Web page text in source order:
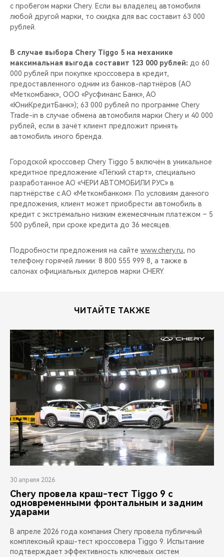
с пробегом марки Chery. Если вы владелец автомобиля
любой другой марки, то скидка для вас составит 63 000
рублей.
В случае выбора Chery Tiggo 5 на механике
максимальная выгода составит 123 000 рублей: до 60
000 рублей при покупке кроссовера в кредит,
предоставленного одним из банков-партнёров (АО
«Меткомбанк», ООО «Русфинанс Банк», АО
«ЮниКредитБанк»); 63 000 рублей по программе Chery
Trade-in в случае обмена автомобиля марки Chery и 40 000
рублей, если в зачёт клиент предложит принять
автомобиль иного бренда.
Городской кроссовер Chery Tiggo 5 включён в уникальное
кредитное предложение «Лёгкий старт», специально
разработанное АО «ЧЕРИ АВТОМОБИЛИ РУС» в
партнёрстве с АО «Меткомбанком». По условиям данного
предложения, клиент может приобрести автомобиль в
кредит с экстремально низким ежемесячным платежом – 5
500 рублей, при сроке кредита до 36 месяцев.
Подробности предложения на сайте www.chery.ru , по
телефону горячей линии: 8 800 555 999 8, а также в
салонах официальных дилеров марки CHERY.
ЧИТАЙТЕ ТАКЖЕ
30 апреля 2026
Chery провела краш-тест Tiggo 9 с
одновременными фронтальным и задним
ударами
В апреле 2026 года компания Chery провела публичный
комплексный краш-тест кроссовера Tiggo 9. Испытание
подтверждает эффективность ключевых систем